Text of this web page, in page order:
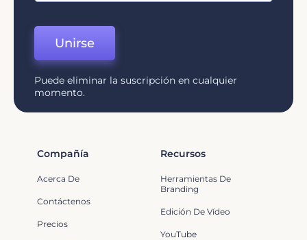
Unirse
Puede eliminar la suscripción en cualquier
momento.
Compañía
Acerca De
Contáctenos
Precios
Recursos
Herramientas De
Branding
Edición De Vídeo
YouTube